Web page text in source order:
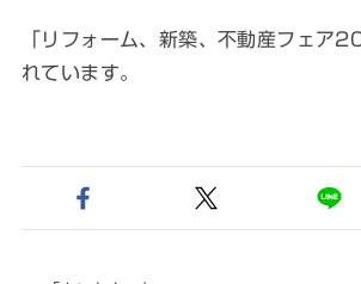
「リフォーム、新築、不動産フェア
れています。